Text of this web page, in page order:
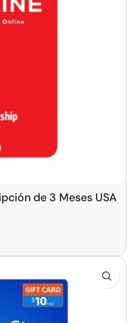
de 3 Meses USA